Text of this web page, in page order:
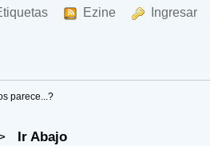
Ezine Ingresar
parece...?
Ir Abajo